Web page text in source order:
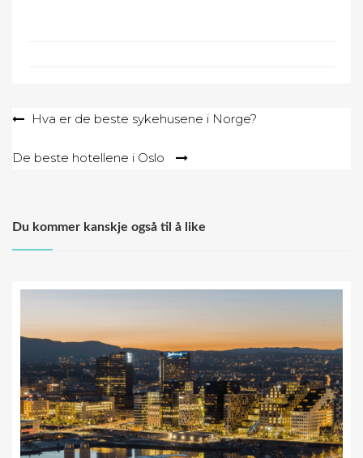
PostHva er de beste sykehusene i Norge?
De beste hotellene i Oslo
Du kommer kanskje også til å like